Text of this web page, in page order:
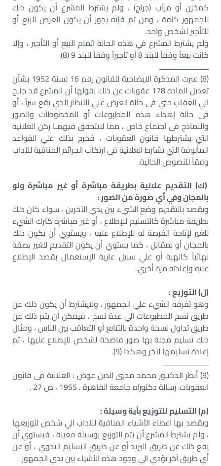
كمخزن أو مرآب (جراج) ، ولم يشترط المشرع أن يكون ذلك
للجمهور كافة ، ومن ثم فإنه يجوز أن يكون العرض للبيع أو
للتأجير لشخص واحد.
ولم يشترط المشرع في هذه الحالة اتمام البيع أو التأجير ، وإلا
كانت بيعاً وفقاً للبند 8 أو تأجيراً وفقاً للبند 9 (8).
ـــــــــــــــــــــــــ
(8) عبرت المذكرة الايضاحية للقانون رقم 16 لسنة 1952 بشأن
تعديل المادة 178 عقوبات عن ذلك بقولها أن المشرع قد جنـح
الي العقاب حتي فى حالة العرض علي الأنظار الذي يقع سراً ، أو
فى حالة إهداء هذه المطبوعات أو المخطوطات والصور
والنماذج فى اجتماع خاص ، مما لايتحقق فيهمـا ركن العلانية
التي يشترطها قانون العقوبات ، فخرج بذلك علي القواعد
المألوفة التي تشترط العلانية فى ارتكاب الجرائم المنافية للآداب
وفقاً للنصوص الحالية.
(ك) التقديم علانية بطريقة مباشرة أو غير مباشرة ولو
بالمجان وفي أي صورة من الصور :
ويقصد بالتقديم وضع الشيء بين يدي الآخرين ، سواء كان ذلك
بطريقة مباشرة كالتسليم للإطلاع ، أو غير مباشرة كترك الشيء
للغير لإتاحة الفرصة له للإطلاع عليه ، ويستوي أن يكون ذلك
بالمجان أو بمقابل ، كما يستوي أن يكون التقديم للغير بصفة
نهائياً كالهبة أو علي سبيل عارية الإستعمال بقصد الإطلاع
عليه وإعادته مرة أخري.
(ل) التوزيع :
وهو تفرقة الشيء علي الجمهور ، ولايشترط أن يكون ذلك عن
طريق نسخ المطبوعات الي عدة نسخ ، فيمكن أن يتم ذلك عن
طريق تداول نسخة واحدة بالتتابع أو التعاقب بين الناس ، ومثال
ذلك تسليم مجلة بها صور فاضحة لشخص للإطلاع عليها ، ثم
إعادة تسليمها لآخر وهكذا (9).
ـــــــــــــــــــــــ
(9) أنظر الدكتـور محمد محيي الدين عوض : العلانية فى قانون
العقوبات. رسالة دكتوراه جامعة القاهرة ، 1955 ، ص 27 .
(م) التسليم للتوزيع بأية وسيلة :
ويقصد بها اعطاء الأشياء المنافية للآداب الي شخص لتوزيعها
، ولم يشترط المشرع أن يتم التوزيع بوسيلة معينة ، فيستوي أن
يقع ذلك عن طريق البريد أو عن طريق التسليم اليدوي ، أو عن
أي طريق آخر يؤدي الي وجود هذه الأشياء بين يدي الجمهور .